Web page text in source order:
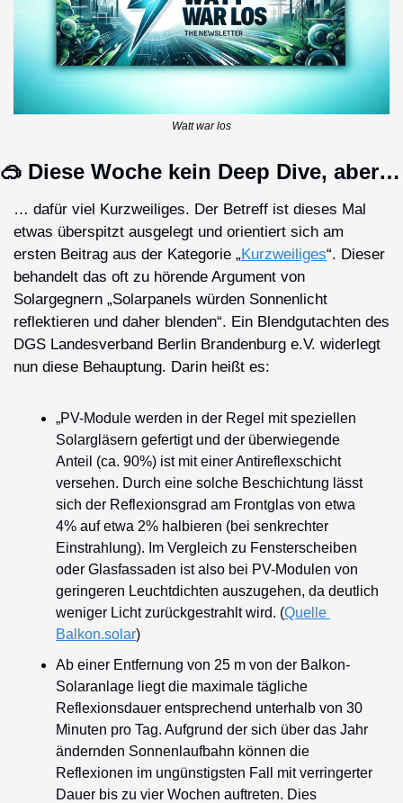
Watt war los
🥽 Diese Woche kein Deep Dive, aber…
… dafür viel Kurzweiliges. Der Betreff ist dieses Mal
etwas überspitzt ausgelegt und orientiert sich am
ersten Beitrag aus der Kategorie „Kurzweiliges“. Dieser
behandelt das oft zu hörende Argument von
Solargegnern „Solarpanels würden Sonnenlicht
reflektieren und daher blenden“. Ein Blendgutachten des
DGS Landesverband Berlin Brandenburg e.V. widerlegt
nun diese Behauptung. Darin heißt es:
„PV-Module werden in der Regel mit speziellen
Solargläsern gefertigt und der überwiegende
Anteil (ca. 90%) ist mit einer Antireflexschicht
versehen. Durch eine solche Beschichtung lässt
sich der Reflexionsgrad am Frontglas von etwa
4% auf etwa 2% halbieren (bei senkrechter
Einstrahlung). Im Vergleich zu Fensterscheiben
oder Glasfassaden ist also bei PV-Modulen von
geringeren Leuchtdichten auszugehen, da deutlich
weniger Licht zurückgestrahlt wird. (Quelle
Balkon.solar)
Ab einer Entfernung von 25 m von der Balkon-
Solaranlage liegt die maximale tägliche
Reflexionsdauer entsprechend unterhalb von 30
Minuten pro Tag. Aufgrund der sich über das Jahr
ändernden Sonnenlaufbahn können die
Reflexionen im ungünstigsten Fall mit verringerter
Dauer bis zu vier Wochen auftreten. Dies